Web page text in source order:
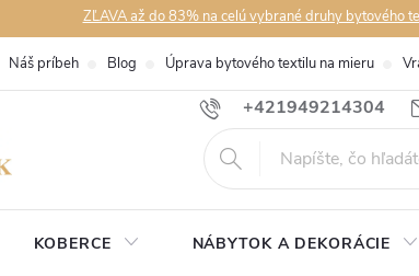
ZĽAVA až do 83% na celú vybrané druhy bytového
+421949214304
Náš príbeh Blog Úprava bytového textilu na mieru
KOBERCE NÁBYTOK A DEKORÁCIE